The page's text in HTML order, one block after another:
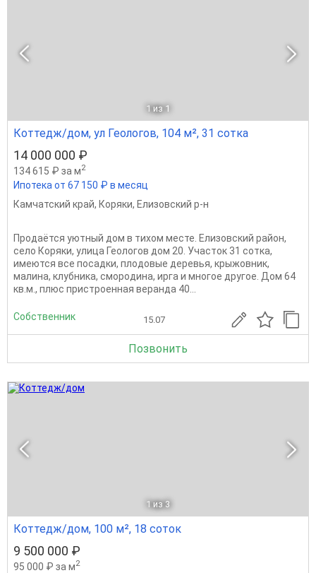
1 из 1
Коттедж/дом, ул Геологов, 104 м², 31 сотка
14 000 000 ₽
134 615 ₽ за м2
Ипотека от 67 150 ₽ в месяц
Камчатский край, Коряки, Елизовский р-н
Продаётся уютный дом в тихом месте. Елизовский район,
село Коряки, улица Геологов дом 20. Участок 31 сотка,
имеются все посадки, плодовые деревья, крыжовник,
малина, клубника, смородина, ирга и многое другое. Дом 64
кв.м., плюс пристроенная веранда 40...
Собственник 15.07
Позвонить
1 из 3
Коттедж/дом, 100 м², 18 соток
9 500 000 ₽
95 000 ₽ за м2